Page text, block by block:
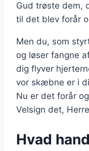
Gud trøste dem,
til det blev forår
Men du, som
og løser fangne
dig flyver
vor skæbne er i
Nu er det forår
Velsign det,
Hvad